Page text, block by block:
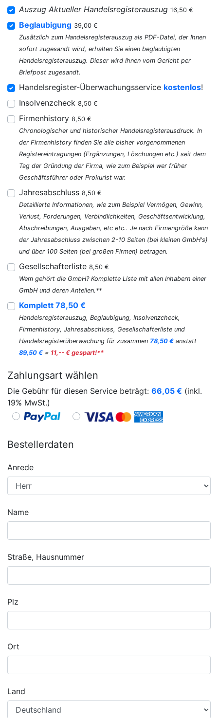
Auszug Aktueller Handelsregisterauszug 16,50 €
Beglaubigung 39,00 €
Zusätzlich zum Handelsregisterauszug als PDF-Datei, der Ihnen
sofort zugesandt wird, erhalten Sie einen beglaubigten
Handelsregisterauszug. Dieser wird Ihnen vom Gericht per
Briefpost zugesandt.
Handelsregister-Überwachungsservice kostenlos!
Insolvenzcheck 8,50 €
Firmenhistory 8,50 €
Chronologischer und historischer Handelsregisterausdruck. In
der Firmenhistory finden Sie alle bisher vorgenommenen
Registereintragungen (Ergänzungen, Löschungen etc.) seit dem
Tag der Gründung der Firma, wie zum Beispiel wer früher
Geschäftsführer oder Prokurist war.
Jahresabschluss 8,50 €
Detaillierte Informationen, wie zum Beispiel Vermögen, Gewinn,
Verlust, Forderungen, Verbindlichkeiten, Geschäftsentwicklung,
Abschreibungen, Ausgaben, etc etc.. Je nach Firmengröße kann
der Jahresabschluss zwischen 2-10 Seiten (bei kleinen GmbH's)
und über 100 Seiten (bei großen Firmen) betragen.
Gesellschafterliste 8,50 €
Wem gehört die GmbH? Komplette Liste mit allen Inhabern einer
GmbH und deren Anteilen.**
Komplett 78,50 €
Handelsregisterauszug, Beglaubigung, Insolvenzcheck,
Firmenhistory, Jahresabschluss, Gesellschafterliste und
Handelsregisterüberwachung für zusammen 78,50 € anstatt
89,50 € = 11,-- € gespart!**
Zahlungsart wählen
Die Gebühr für diesen Service beträgt: 66,05 € (inkl.
19% MwSt.)
Bestellerdaten
Anrede
Name
Straße, Hausnummer
Plz
Ort
Land